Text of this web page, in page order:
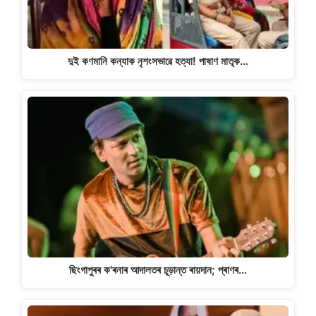
দুই কণমানি কন্যাক নৃশংসভাৱে হত্যা! পাষাণ মাতৃক…
ছিংগাপুৰৰ ক'ৰনাৰ আদালতৰ চূড়ান্ত ৰায়দান; প্ৰাণৰ…